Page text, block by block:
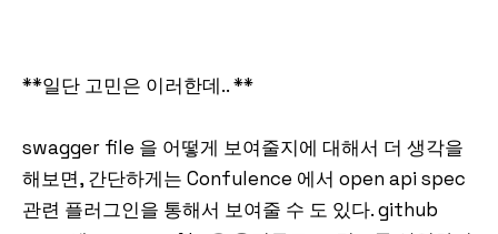
**일단 고민은 이러한데.. **
swagger file 을 어떻게 보여줄지에 대해서 더 생각을
해보면, 간단하게는 Confulence 에서 open api spec
관련 플러그인을 통해서 보여줄 수 도 있다. github